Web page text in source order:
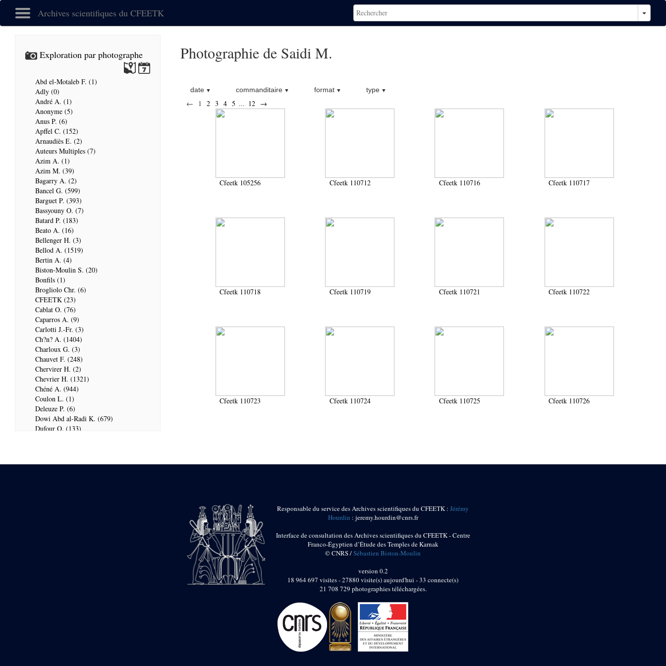
Archives scientifiques du CFEETK
Exploration par photographe
Abd el-Motaleb F. (1)
Adly (0)
André A. (1)
Anonyme (5)
Anus P. (6)
Apffel C. (152)
Arnaudiès E. (2)
Auteurs Multiples (7)
Azim A. (1)
Azim M. (39)
Bagarry A. (2)
Bancel G. (599)
Barguet P. (393)
Bassyouny O. (7)
Batard P. (183)
Beato A. (16)
Bellenger H. (3)
Bellod A. (1519)
Bertin A. (4)
Biston-Moulin S. (20)
Bonfils (1)
Brogliolo Chr. (6)
CFEETK (23)
Cablat O. (76)
Caparros A. (9)
Carlotti J.-Fr. (3)
Ch?n? A. (1404)
Charloux G. (3)
Chauvet F. (248)
Chervirer H. (2)
Chevrier H. (1321)
Chéné A. (944)
Coulon L. (1)
Deleuze P. (6)
Dowi Abd al-Radi K. (679)
Dufour Q. (133)
Photographie de Saidi M.
date commanditaire format type
← 1 2 3 4 5 ... 12 →
Cfeetk 105256 Cfeetk 110712 Cfeetk 110716 Cfeetk 110717
Cfeetk 110718 Cfeetk 110719 Cfeetk 110721 Cfeetk 110722
Cfeetk 110723 Cfeetk 110724 Cfeetk 110725 Cfeetk 110726
Responsable du service des Archives scientifiques du CFEETK :Jérémy
Hourdin : jeremy.hourdin@cnrs.fr
Interface de consultation des Archives scientifiques du CFEETK - Centre
Franco-Égyptien d’Étude des Temples de Karnak
© CNRS /Sébastien Biston-Moulin
version 0.2
18 964 697 visites - 27880 visite(s) aujourd'hui - 33 connecte(s)
21 708 729 photographies téléchargées.